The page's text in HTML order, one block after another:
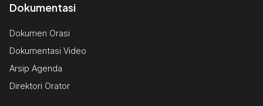
Dokumentasi
Dokumen Orasi
Dokumentasi Video
Arsip Agenda
Direktori Orator